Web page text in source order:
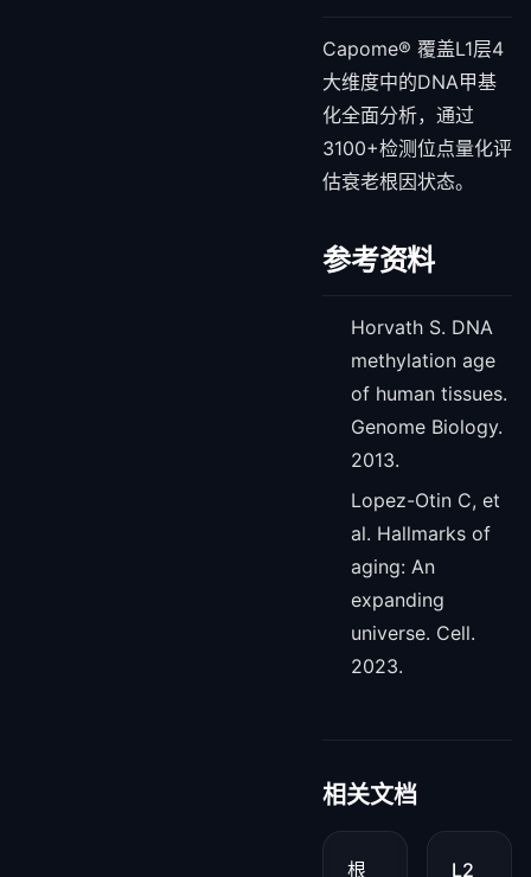
Capome® 覆盖L1层4
大维度中的DNA甲基
化全面分析，通过
3100+检测位点量化评
估衰老根因状态。
参考资料
Horvath S. DNA
methylation age
of human tissues.
Genome Biology.
2013.
Lopez-Otin C, et
al. Hallmarks of
aging: An
expanding
universe. Cell.
2023.
相关文档
根 L2